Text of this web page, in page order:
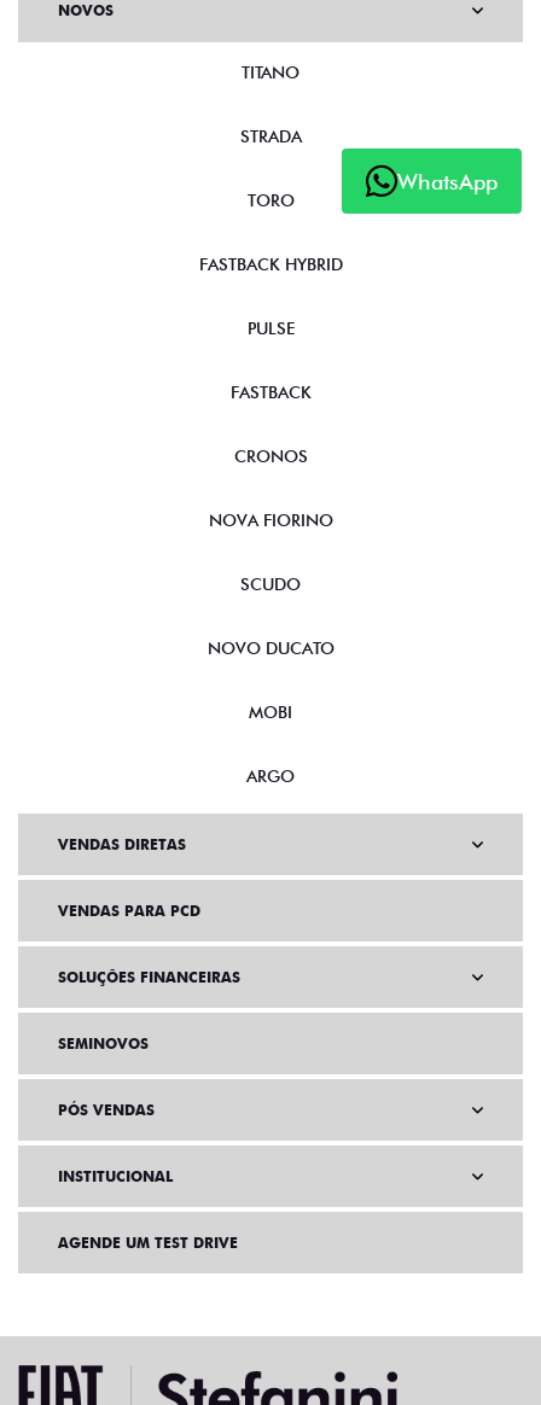
WhatsApp
NOVOS
TITANO
STRADA
TORO
FASTBACK HYBRID
PULSE
FASTBACK
CRONOS
NOVA FIORINO
SCUDO
NOVO DUCATO
MOBI
ARGO
VENDAS DIRETAS
VENDAS PARA PCD
SOLUÇÕES FINANCEIRAS
SEMINOVOS
PÓS VENDAS
INSTITUCIONAL
AGENDE UM TEST DRIVE